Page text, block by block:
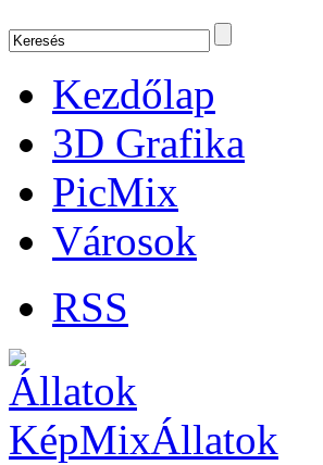
Kezdőlap
3D Grafika
PicMix
Városok
RSS
Állatok